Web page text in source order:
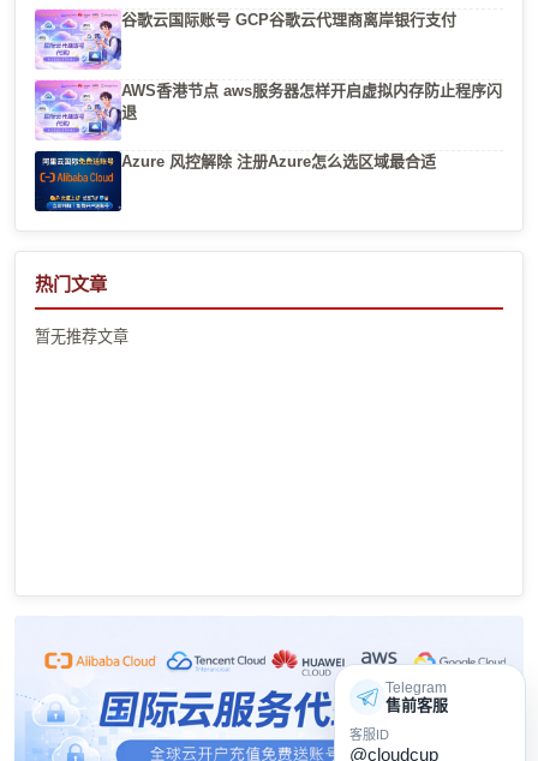
谷歌云国际账号 GCP谷歌云代理商离岸银行支付
AWS香港节点 aws服务器怎样开启虚拟内存防止程序闪
退
Azure 风控解除 注册Azure怎么选区域最合适
热门文章
暂无推荐文章
Telegram
售前客服
客服ID
@cloudcup